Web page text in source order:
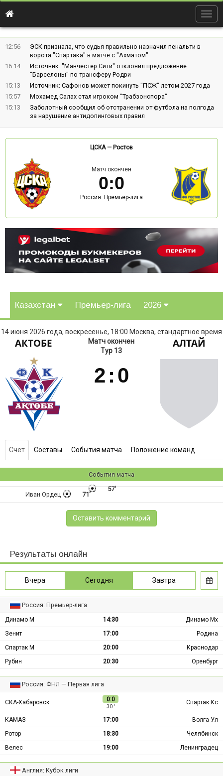
12:56
ЭСК признала, что судья правильно назначил пенальти в
ворота "Спартака" в матче с "Ахматом"
16:14
Источник: "Манчестер Сити" отклонил предложение
"Барселоны" по трансферу Родри
15:13
Источник: Сафонов может покинуть "ПСЖ" летом 2027 года
15:57
Мохамед Салах стал игроком "Трабзонспора"
15:13
Заболотный сообщил об отстранении от футбола на полгода
за нарушение антидопинговых правил
ЦСКА— Ростов
Матч окончен
0:0
Россия: Премьер-лига
Казахстан Премьер-лига 2026
14 июня 2026 года, воскресенье, 18:00 Москва, стандартное время
АКТОБЕ
Матч окончен
Тур 13
2 : 0
АЛТАЙ
Счет Составы События матча Положение команд
События матча
57'
71'
Иван Ордец
Оставить комментарий
Результаты онлайн
Вчера Сегодня Завтра
Россия: Премьер-лига
Динамо М 14:30
Динамо Мх
Зенит
17:00
Родина
Спартак М
20:00
Краснодар
Рубин
20:30 Оренбург
Россия: ФНЛ — Первая лига
СКА-Хабаровск 0:0
30 ′
Спартак Кс
КАМАЗ 17:00
Волга Ул
Ротор
18:30
Челябинск
Велес
19:00 Ленинградец
Англия: Кубок лиги